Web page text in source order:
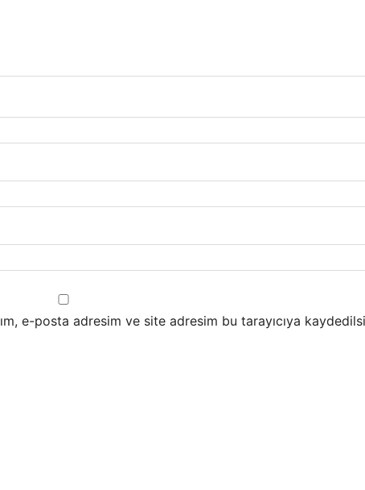
e-posta adresim ve site adresim bu tarayıcıya